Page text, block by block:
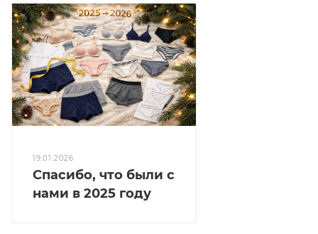
19.01.2026
Спасибо, что были с
нами в 2025 году